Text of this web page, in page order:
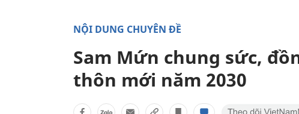
NỘI DUNG CHUYÊN ĐỀ
Sam Mứn chung sức,
thôn mới năm 2030